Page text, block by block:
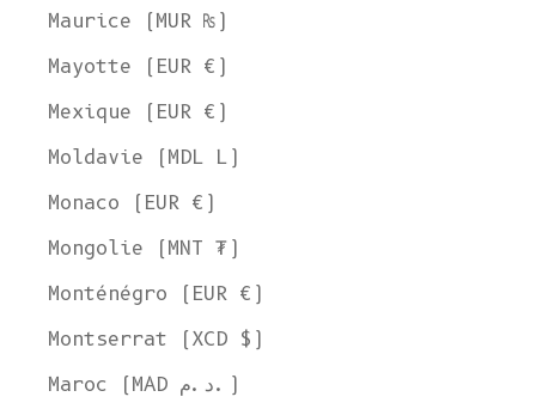
Maurice (MUR ₨)
Mayotte (EUR €)
Mexique (EUR €)
Moldavie (MDL L)
Monaco (EUR €)
Mongolie (MNT ₮)
Monténégro (EUR €)
Montserrat (XCD $)
Maroc (MAD د.م.)